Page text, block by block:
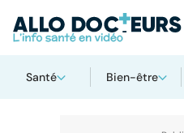
Santé Bien-être